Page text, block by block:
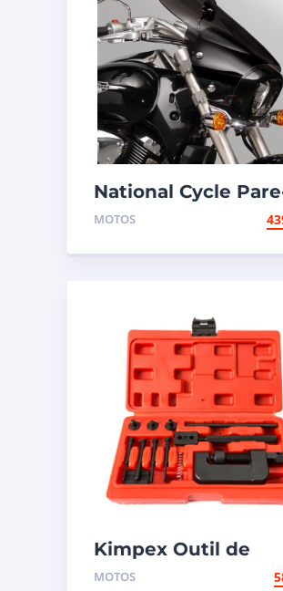
National Cycle
brise
VStream Kawasaki,
Suzuki
MOTOS
Kimpex Outil de
rivetage et coupe-
MOTOS